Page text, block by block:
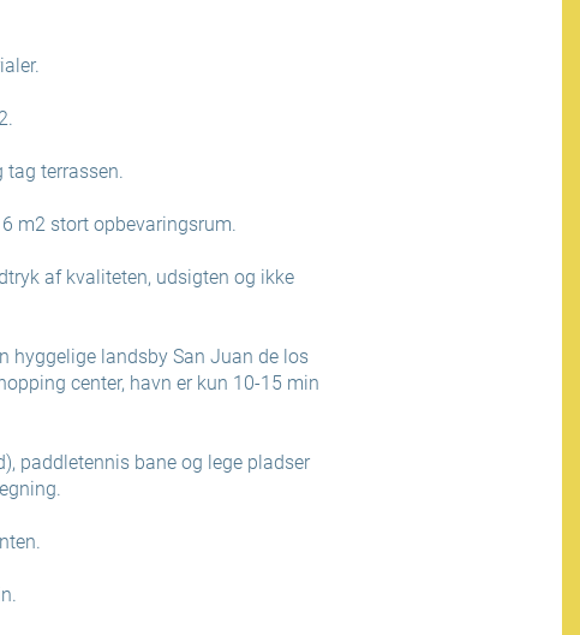
tag terrassen.
m2 stort opbevaringsrum.
af kvaliteten, udsigten og ikke
hyggelige landsby San Juan de los
center, havn er kun 10-15 min
paddletennis bane og lege pladser